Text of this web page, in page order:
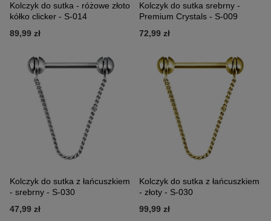
Kolczyk do sutka - różowe złoto
kółko clicker - S-014
89,99 zł
Kolczyk do sutka srebrny -
Premium Crystals - S-009
72,99 zł
Kolczyk do sutka z łańcuszkiem
- srebrny - S-030
47,99 zł
Kolczyk do sutka z łańcuszkiem
- złoty - S-030
99,99 zł